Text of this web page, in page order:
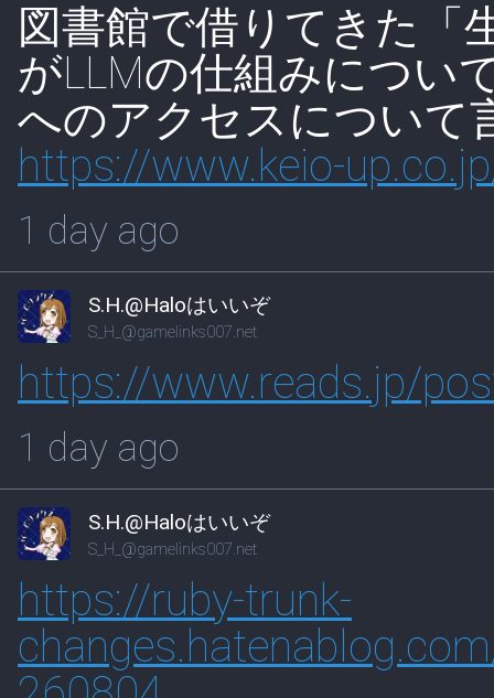
図書館で借りてきた「
がLLMの仕組みについ
へのアクセスについて
https://www.keio-
1 day ago
S.H.@Haloはいいぞ
S_H_@gamelinks007.net
https://www.reads.jp/
1 day ago
S.H.@Haloはいいぞ
S_H_@gamelinks007.net
https://ruby-trunk-
changes.hatenablog.